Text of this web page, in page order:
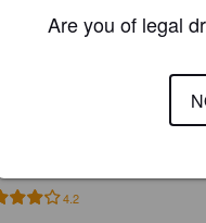
Loch Leven
4.2
Are you of legal